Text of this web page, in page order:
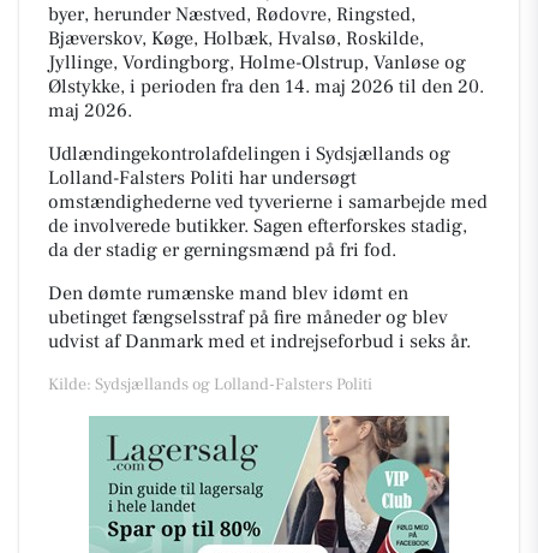
byer, herunder Næstved, Rødovre, Ringsted,
Bjæverskov, Køge, Holbæk, Hvalsø, Roskilde,
Jyllinge, Vordingborg, Holme-Olstrup, Vanløse og
Ølstykke, i perioden fra den 14. maj 2026 til den 20.
maj 2026.
Udlændingekontrolafdelingen i Sydsjællands og
Lolland-Falsters Politi har undersøgt
omstændighederne ved tyverierne i samarbejde med
de involverede butikker. Sagen efterforskes stadig,
da der stadig er gerningsmænd på fri fod.
Den dømte rumænske mand blev idømt en
ubetinget fængselsstraf på fire måneder og blev
udvist af Danmark med et indrejseforbud i seks år.
Kilde: Sydsjællands og Lolland-Falsters Politi